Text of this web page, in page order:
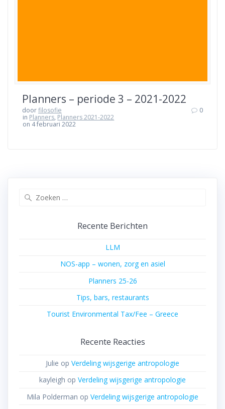
Planners – periode 3 – 2021-2022
doorfilosofie
in Planners, Planners 2021-2022
on 4 februari 2022
0
Recente Berichten
LLM
NOS-app – wonen, zorg en asiel
Planners 25-26
Tips, bars, restaurants
Tourist Environmental Tax/Fee – Greece
Recente Reacties
Julie op Verdeling wijsgerige antropologie
kayleigh op Verdeling wijsgerige antropologie
Mila Polderman op Verdeling wijsgerige antropologie